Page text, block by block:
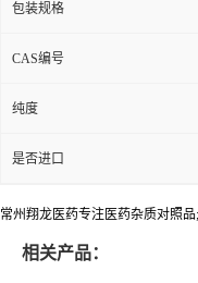
包装规格
CAS编号
纯度
是否进口
常州翔龙医药专注医药杂质对照
相关产品：